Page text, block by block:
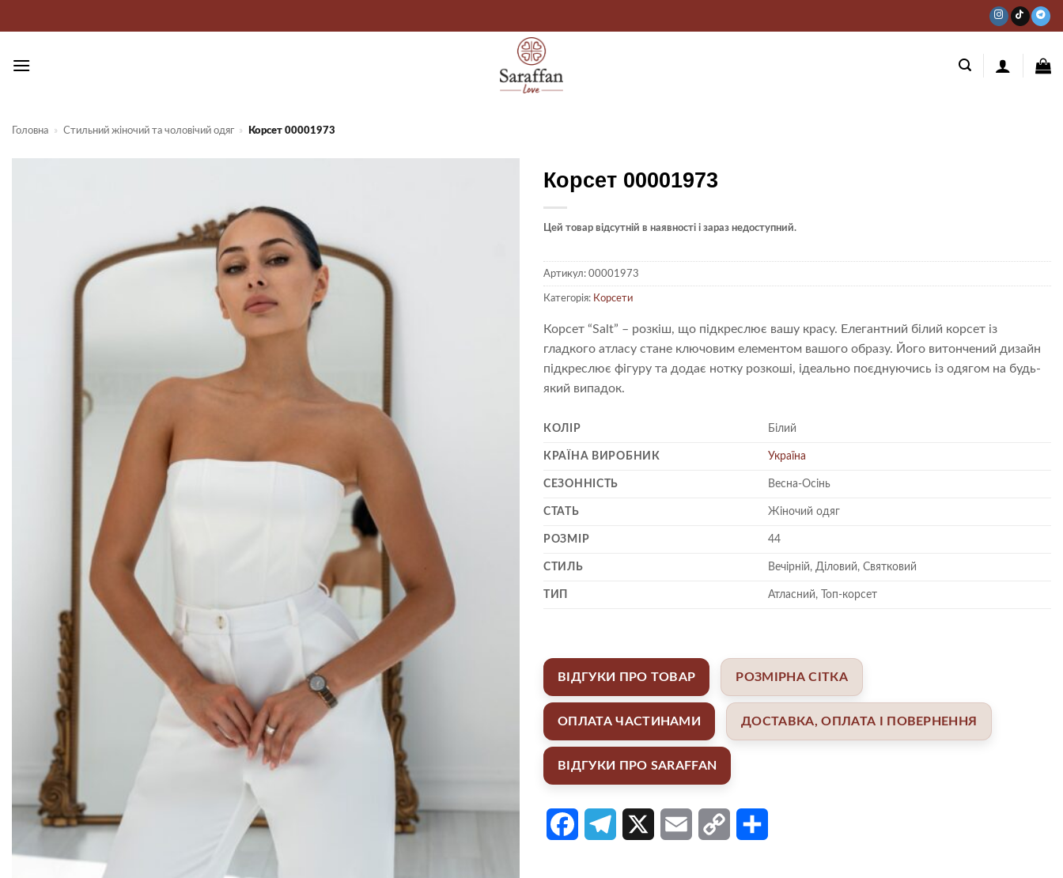
Головна » Стильний жіночий та чоловічий одяг » Корсет 00001973
Корсет 00001973
Цей товар відсутній в наявності і зараз недоступний.
Артикул: 00001973
Категорія: Корсети
Корсет “Salt” – розкіш, що підкреслює вашу красу. Елегантний білий корсет із
гладкого атласу стане ключовим елементом вашого образу. Його витончений дизайн
підкреслює фігуру та додає нотку розкоші, ідеально поєднуючись із одягом на будь-
який випадок.
КОЛІР Білий
КРАЇНА ВИРОБНИК Україна
СЕЗОННІСТЬ Весна-Осінь
СТАТЬ Жіночий одяг
РОЗМІР 44
СТИЛЬ Вечірній, Діловий, Святковий
ТИП Атласний, Топ-корсет
ВІДГУКИ ПРО ТОВАР РОЗМІРНА СІТКА
ОПЛАТА ЧАСТИНАМИ ДОСТАВКА, ОПЛАТА І ПОВЕРНЕННЯ
ВІДГУКИ ПРО SARAFFAN
FacebookTelegram Email Copy